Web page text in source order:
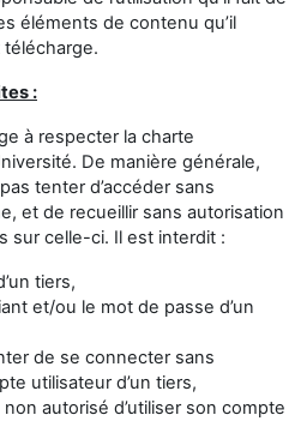
éléments de contenu qu’il
:
à respecter la charte
De manière générale,
tenter d’accéder sans
et de recueillir sans autorisation
sur celle-ci. Il est interdit :
tiers,
et/ou le mot de passe d’un
de se connecter sans
utilisateur d’un tiers,
autorisé d’utiliser son compte